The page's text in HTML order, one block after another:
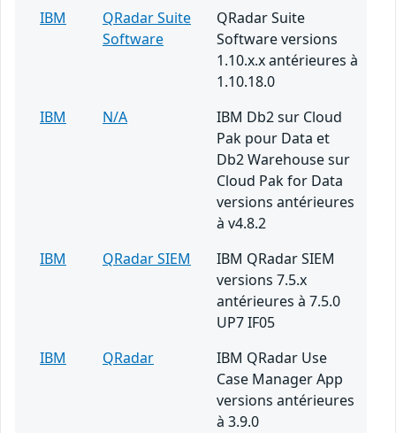
IBM
QRadar Suite
Software
QRadar Suite
Software versions
1.10.x.x antérieures à
1.10.18.0
IBM
N/A
IBM Db2 sur Cloud
Pak pour Data et
Db2 Warehouse sur
Cloud Pak for Data
versions antérieures
à v4.8.2
IBM
QRadar SIEM
IBM QRadar SIEM
versions 7.5.x
antérieures à 7.5.0
UP7 IF05
IBM
QRadar
IBM QRadar Use
Case Manager App
versions antérieures
à 3.9.0